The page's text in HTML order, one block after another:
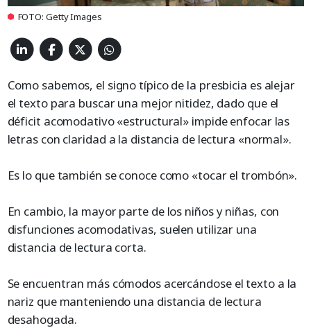
FOTO: Getty Images
Como sabemos, el signo típico de la presbicia es alejar
el texto para buscar una mejor nitidez, dado que el
déficit acomodativo «estructural» impide enfocar las
letras con claridad a la distancia de lectura «normal».
Es lo que también se conoce como «tocar el trombón».
En cambio, la mayor parte de los niños y niñas, con
disfunciones acomodativas, suelen utilizar una
distancia de lectura corta.
Se encuentran más cómodos acercándose el texto a la
nariz que manteniendo una distancia de lectura
desahogada.